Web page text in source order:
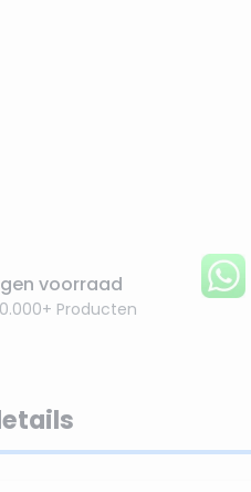
voorraad
Producten